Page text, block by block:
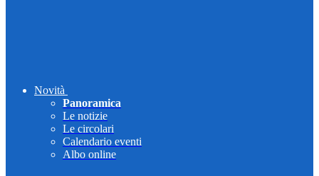
Novità
Panoramica
Le notizie
Le circolari
Calendario eventi
Albo online